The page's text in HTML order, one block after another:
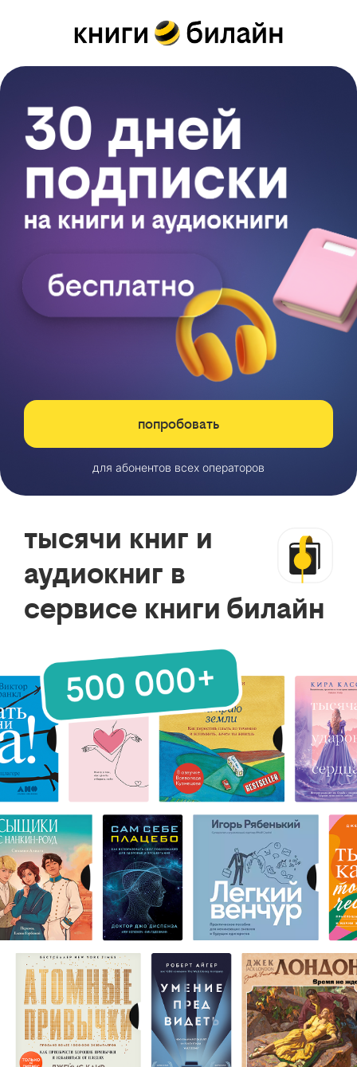
попробовать
для абонентов всех операторов
тысячи книг и
аудиокниг в
сервисе книги билайн